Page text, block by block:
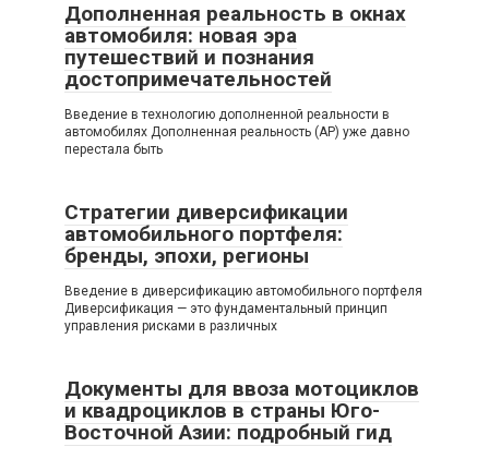
Дополненная реальность в окнах
автомобиля: новая эра
путешествий и познания
достопримечательностей
Введение в технологию дополненной реальности в
автомобилях Дополненная реальность (АР) уже давно
перестала быть
Стратегии диверсификации
автомобильного портфеля:
бренды, эпохи, регионы
Введение в диверсификацию автомобильного портфеля
Диверсификация — это фундаментальный принцип
управления рисками в различных
Документы для ввоза мотоциклов
и квадроциклов в страны Юго-
Восточной Азии: подробный гид